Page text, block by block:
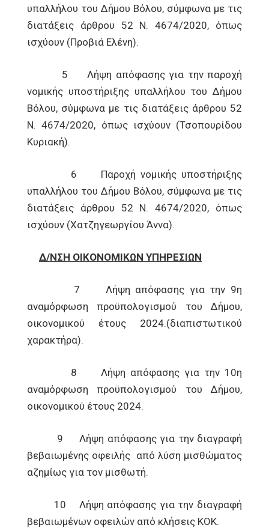
υπαλλήλου του Δήμου Βόλου, σύμφωνα με τις
διατάξεις άρθρου 52 Ν. 4674/2020, όπως
ισχύουν (Προβιά Ελένη).
5 Λήψη απόφασης για την παροχή
νομικής υποστήριξης υπαλλήλου του Δήμου
Βόλου, σύμφωνα με τις διατάξεις άρθρου 52
Ν. 4674/2020, όπως ισχύουν (Τσοπουρίδου
Κυριακή).
6 Παροχή νομικής υποστήριξης
υπαλλήλου του Δήμου Βόλου, σύμφωνα με τις
διατάξεις άρθρου 52 Ν. 4674/2020, όπως
ισχύουν (Χατζηγεωργίου Άννα).
Δ/ΝΣΗ ΟΙΚΟΝΟΜΙΚΩΝ ΥΠΗΡΕΣΙΩΝ
7 Λήψη απόφασης για την 9η
αναμόρφωση προϋπολογισμού του Δήμου,
οικονομικού έτους 2024.(διαπιστωτικού
χαρακτήρα).
8 Λήψη απόφασης για την 10η
αναμόρφωση προϋπολογισμού του Δήμου,
οικονομικού έτους 2024.
9 Λήψη απόφασης για την διαγραφή
βεβαιωμένης οφειλής από λύση μισθώματος
αζημίως για τον μισθωτή.
10 Λήψη απόφασης για την διαγραφή
βεβαιωμένων οφειλών από κλήσεις ΚΟΚ.